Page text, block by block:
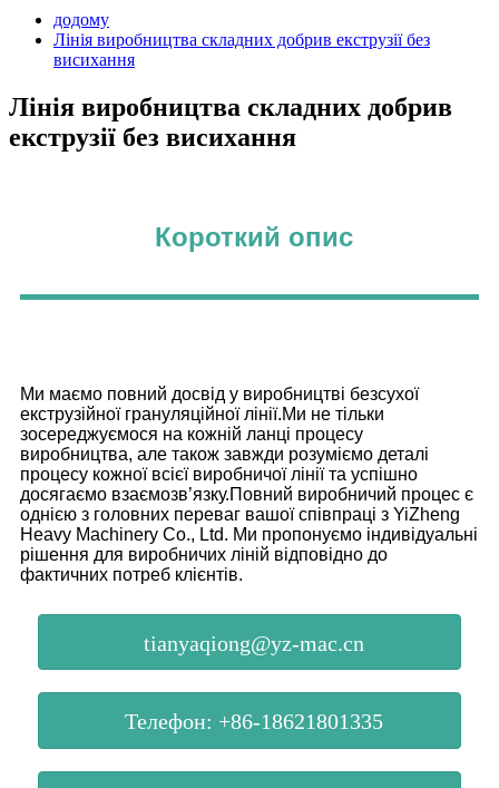
додому
Лінія виробництва складних добрив екструзії без
висихання
Лінія виробництва складних добрив
екструзії без висихання
Короткий опис
Ми маємо повний досвід у виробництві безсухої
екструзійної грануляційної лінії.Ми не тільки
зосереджуємося на кожній ланці процесу
виробництва, але також завжди розуміємо деталі
процесу кожної всієї виробничої лінії та успішно
досягаємо взаємозв’язку.Повний виробничий процес є
однією з головних переваг вашої співпраці з YiZheng
Heavy Machinery Co., Ltd. Ми пропонуємо індивідуальні
рішення для виробничих ліній відповідно до
фактичних потреб клієнтів.
tianyaqiong@yz-mac.cn
Телефон: +86-18621801335